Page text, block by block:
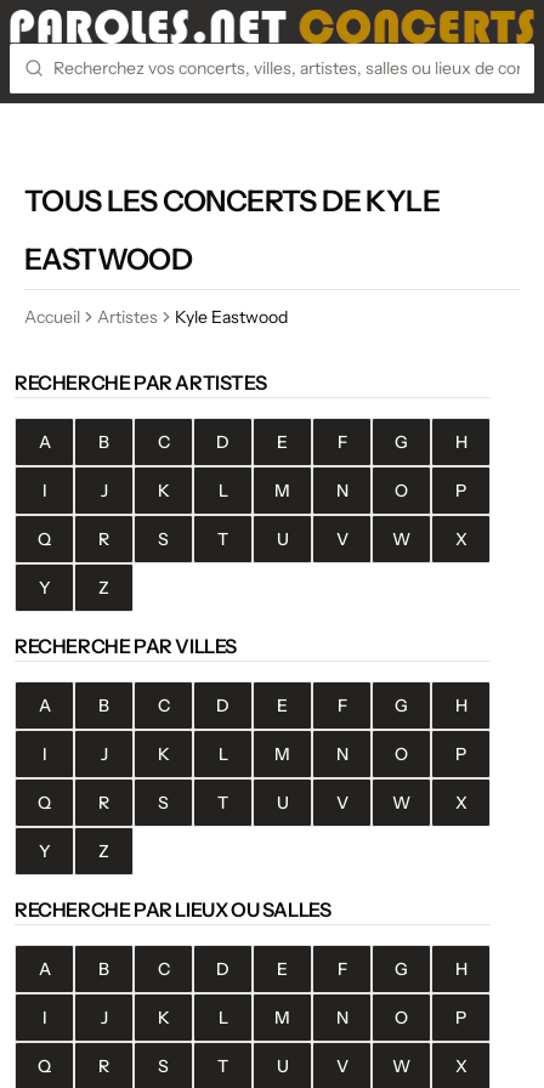
TOUS LES CONCERTS DE KYLE
EASTWOOD
Accueil Artistes Kyle Eastwood
RECHERCHE PAR ARTISTES
A B C D E F G H
I J K L M N O P
Q R S T U V W X
Y Z
RECHERCHE PAR VILLES
A B C D E F G H
I J K L M N O P
Q R S T U V W X
Y Z
RECHERCHE PAR LIEUX OU SALLES
A B C D E F G H
I J K L M N O P
Q R S T U V W X